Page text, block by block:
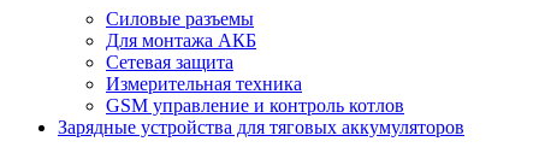
Силовые разъемы
Для монтажа АКБ
Сетевая защита
Измерительная техника
GSM управление и контроль котлов
Зарядные устройства для тяговых аккумуляторов